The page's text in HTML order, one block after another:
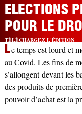
ELECTIONS
POUR LE
TÉLÉCHARGEZ L'ÉDITION
Le temps est lourd et
au Covid. Les fins de
s’allongent devant les
des produits de
pouvoir d’achat est la